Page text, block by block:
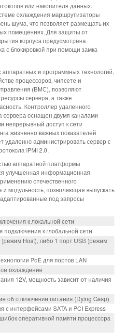
или накопителя данных.
охлаждения маршрутизаторы
шума, что позволяет размещать их
помещениях. Для защиты от
корпуса предусмотрена
с блокировкой при помощи замка
и программных технологий,
процессоров, чипсете и
(ВМС), позволяют
сервера, а также
Контроллер удаленного
сервера оснащен двумя каналами
непрерывный доступ к сети
жизненно важных показателей
удаленно администрировать сервер с
IPMI 2.0.
аппаратной платформы
улучшенная информационная
отечественного
модульность, позволяющая выпускать
под запросы
к локальной сети
подключения к глобальной сети
(режим Host), либо 1 порт USB (режим
PoE для портов LAN
охлаждение
12V, мощность зависит от наличия
об отключении питания (Dying Gasp)
с интерфейсами SATA и PCI Express
оперативной памяти процессора